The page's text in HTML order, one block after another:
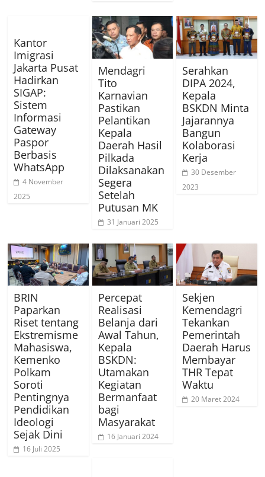
Kantor
Imigrasi
Jakarta Pusat
Hadirkan
SIGAP:
Sistem
Informasi
Gateway
Paspor
Berbasis
WhatsApp
4 November
2025
Mendagri
Tito
Karnavian
Pastikan
Pelantikan
Kepala
Daerah Hasil
Pilkada
Dilaksanakan
Segera
Setelah
Putusan MK
31 Januari 2025
Serahkan
DIPA 2024,
Kepala
BSKDN Minta
Jajarannya
Bangun
Kolaborasi
Kerja
30 Desember
2023
BRIN
Paparkan
Riset tentang
Ekstremisme
Mahasiswa,
Kemenko
Polkam
Soroti
Pentingnya
Pendidikan
Ideologi
Sejak Dini
16 Juli 2025
Percepat
Realisasi
Belanja dari
Awal Tahun,
Kepala
BSKDN:
Utamakan
Kegiatan
Bermanfaat
bagi
Masyarakat
16 Januari 2024
Sekjen
Kemendagri
Tekankan
Pemerintah
Daerah Harus
Membayar
THR Tepat
Waktu
20 Maret 2024